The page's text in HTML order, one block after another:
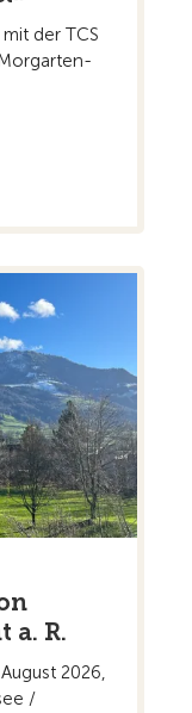
der TCS
a. R.
2026,
/